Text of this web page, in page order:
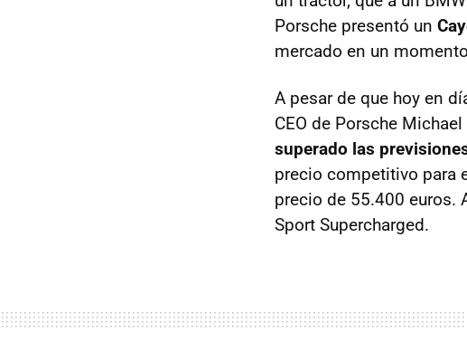
Porsche presentó un
mercado en un
A pesar de que hoy en
CEO de Porsche
superado las
precio competitivo para
precio de 55.400 euros.
Sport Supercharged.